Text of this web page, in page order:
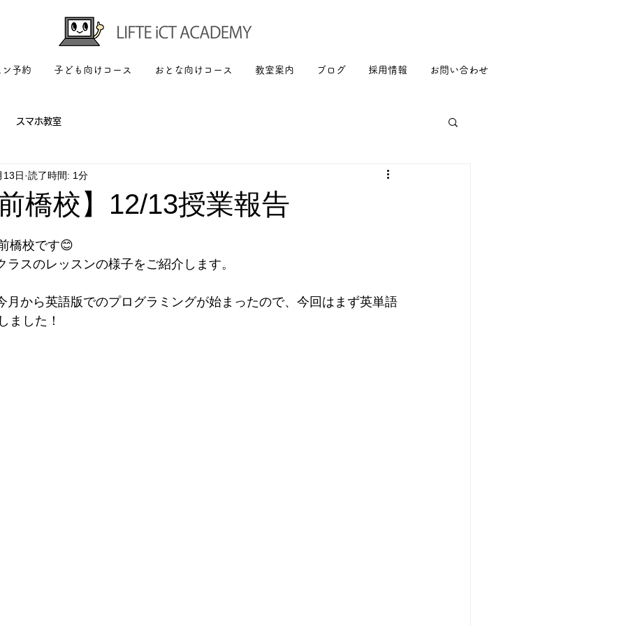
予約 子ども向けコース おとな向けコース 教室案内 ブログ 採用情報 お問い合わせ
スマホ教室
橋校】12/13授業報告
13日 読了時間: 1分
橋校です😊
ラスのレッスンの様子をご紹介します。
月から英語版でのプログラミングが始まったので、今回はまず英単語
ました！